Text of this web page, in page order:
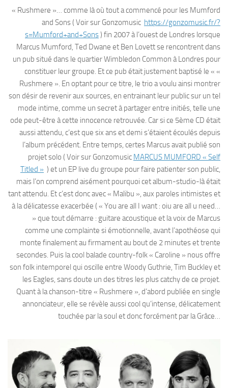
« Rushmere »… comme là où tout a commencé pour les Mumford
and Sons ( Voir sur Gonzomusic https://gonzomusic.fr/?
s=Mumford+and+Sons ) fin 2007 à l’ouest de Londres lorsque
Marcus Mumford, Ted Dwane et Ben Lovett se rencontrent dans
un pub situé dans le quartier Wimbledon Common à Londres pour
constituer leur groupe. Et ce pub était justement baptisé le « «
Rushmere ». En optant pour ce titre, le trio a voulu ainsi montrer
son désir de revenir aux sources, en entrainant leur public sur un tel
mode intime, comme un secret à partager entre initiés, telle une
ode peut-être à cette innocence retrouvée. Car si ce 5ème CD était
aussi attendu, c’est que six ans et demi s’étaient écoulés depuis
l’album précédent. Entre temps, certes Marcus avait publié son
projet solo ( Voir sur Gonzomusic MARCUS MUMFORD « Self
Titled » ) et un EP live du groupe pour faire patienter son public,
mais l’on comprend aisément pourquoi cet album-studio-là était
tant attendu. Et c’est donc avec « Malibu », aux paroles intimistes et
à la délicatesse exacerbée ( « You are all I want : oiu are all u need…
» que tout démarre : guitare acoustique et la voix de Marcus
comme une complainte si émotionnelle, avant l’apothéose qui
monte finalement au firmament au bout de 2 minutes et trente
secondes. Puis la cool balade country-folk « Caroline » nous offre
son folk intemporel qui oscille entre Woody Guthrie, Tim Buckley et
les Eagles, sans doute un des titres les plus catchy de ce projet.
Quant à la chanson-titre « Rushmere », d’abord publiée en single
annonciateur, elle se révèle aussi cool qu’intense, délicatement
touchée par la soul et donc forcément par la Grâce…